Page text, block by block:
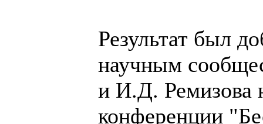
Результат был
научным
и И.Д. Ремизова
конференции